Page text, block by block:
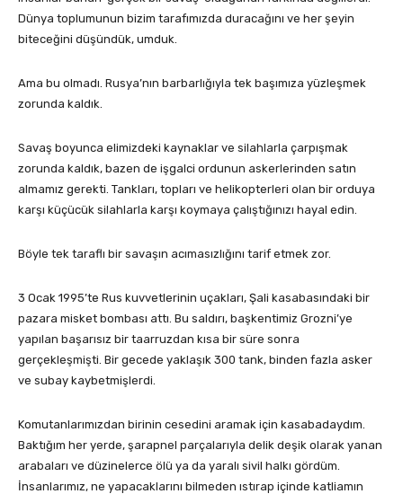
Dünya toplumunun bizim tarafımızda duracağını ve her şeyin
biteceğini düşündük, umduk.
Ama bu olmadı. Rusya’nın barbarlığıyla tek başımıza yüzleşmek
zorunda kaldık.
Savaş boyunca elimizdeki kaynaklar ve silahlarla çarpışmak
zorunda kaldık, bazen de işgalci ordunun askerlerinden satın
almamız gerekti. Tankları, topları ve helikopterleri olan bir orduya
karşı küçücük silahlarla karşı koymaya çalıştığınızı hayal edin.
Böyle tek taraflı bir savaşın acımasızlığını tarif etmek zor.
3 Ocak 1995’te Rus kuvvetlerinin uçakları, Şali kasabasındaki bir
pazara misket bombası attı. Bu saldırı, başkentimiz Grozni’ye
yapılan başarısız bir taarruzdan kısa bir süre sonra
gerçekleşmişti. Bir gecede yaklaşık 300 tank, binden fazla asker
ve subay kaybetmişlerdi.
Komutanlarımızdan birinin cesedini aramak için kasabadaydım.
Baktığım her yerde, şarapnel parçalarıyla delik deşik olarak yanan
arabaları ve düzinelerce ölü ya da yaralı sivil halkı gördüm.
İnsanlarımız, ne yapacaklarını bilmeden ıstırap içinde katliamın